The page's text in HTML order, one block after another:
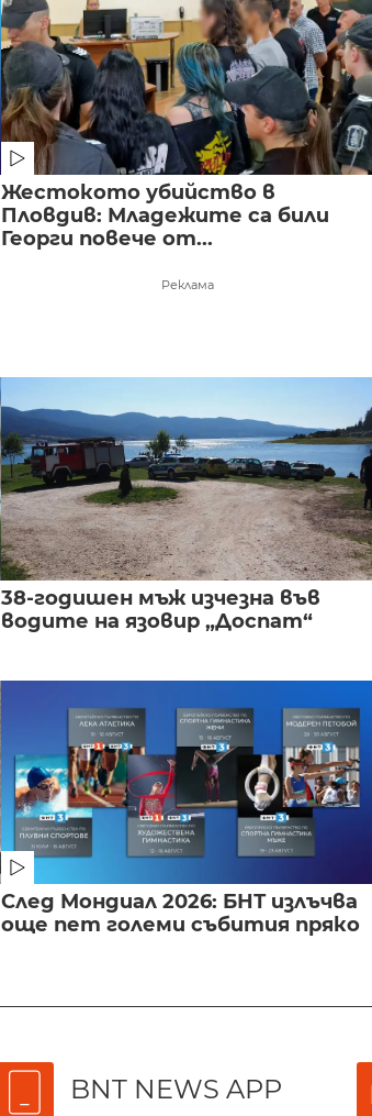
Жестокото убийство в
Пловдив: Младежите са били
Георги повече от...
Реклама
38-годишен мъж изчезна във
водите на язовир „Доспат“
След Мондиал 2026: БНТ излъчва
още пет големи събития пряко
BNT NEWS APP